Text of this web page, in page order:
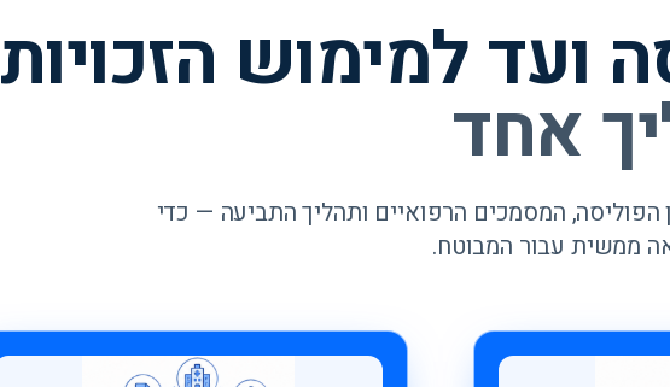
ועד למימוש הזכויות
אחד
המסמכים הרפואיים ותהליך התביעה — כדי
ממשית עבור המבוטח.